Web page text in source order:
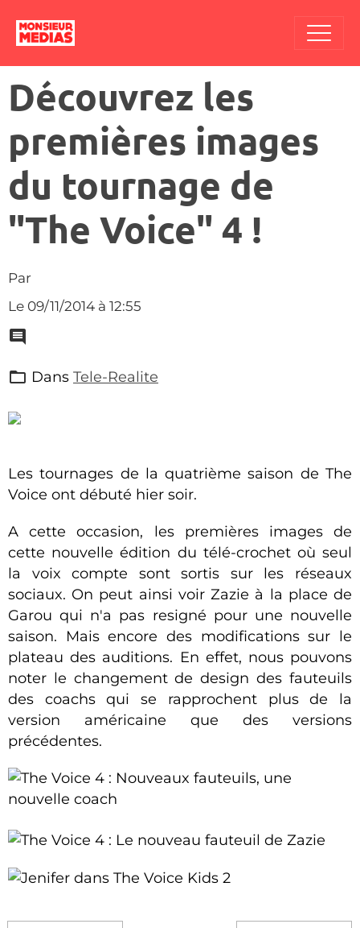
Découvrez les
premières images
du tournage de
"The Voice" 4 !
Par
Le 09/11/2014 à 12:55
Dans Tele-Realite
Les tournages de la quatrième saison de The
Voice ont débuté hier soir.
A cette occasion, les premières images de
cette nouvelle édition du télé-crochet où seul
la voix compte sont sortis sur les réseaux
sociaux. On peut ainsi voir Zazie à la place de
Garou qui n'a pas resigné pour une nouvelle
saison. Mais encore des modifications sur le
plateau des auditions. En effet, nous pouvons
noter le changement de design des fauteuils
des coachs qui se rapprochent plus de la
version américaine que des versions
précédentes.